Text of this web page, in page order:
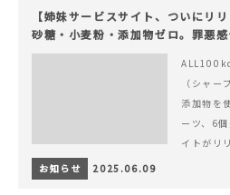
【姉妹サービスサイト、ついにリ
砂糖・小麦粉・添加物ゼロ。罪悪
ツ”『#100（シャープ100）』
（シャー
添加物を
ーツ、6
イトがリ
お知らせ
2025.06.09